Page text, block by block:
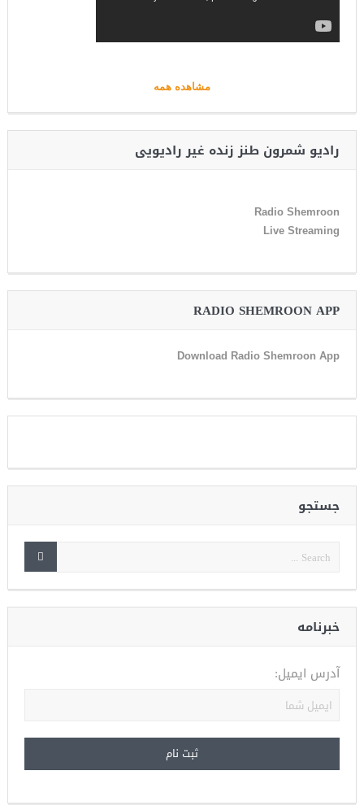
مشاهده همه
رادیو شمرون طنز زنده غیر رادیویی
Radio Shemroon
Live Streaming
RADIO SHEMROON APP
Download Radio Shemroon App
جستجو
خبرنامه
آدرس ایمیل: